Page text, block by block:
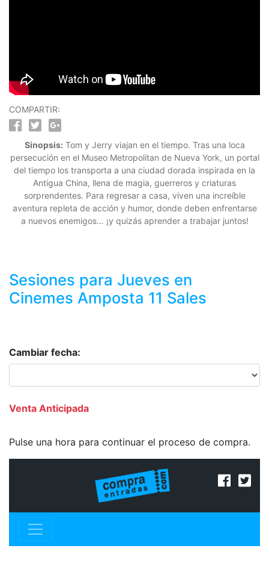
COMPARTIR:
Sinopsis: Tom y Jerry viajan en el tiempo. Tras una loca
persecución en el Museo Metropolitan de Nueva York, un portal
del tiempo los transporta a una ciudad dorada inspirada en la
Antigua China, llena de magia, guerreros y criaturas
sorprendentes. Para regresar a casa, viven una increíble
aventura repleta de acción y humor, donde deben enfrentarse
a nuevos enemigos… ¡y quizás aprender a trabajar juntos!
Sesiones para Jueves en
Cinemes Amposta 11 Sales
Cambiar fecha:
Venta Anticipada
Pulse una hora para continuar el proceso de compra.